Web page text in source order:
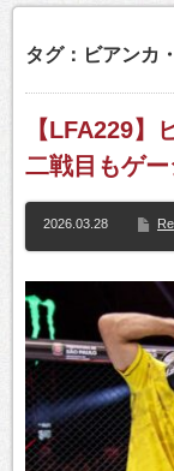
タグ：ビアンカ
【LFA229
二戦目もゲ
2026.03.28